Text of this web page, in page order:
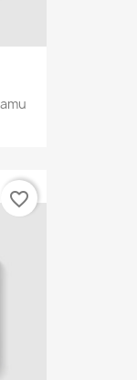
favorite_border